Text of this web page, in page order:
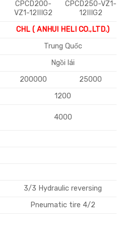
CPCD200-
VZ1-12IIIG2
CPCD250-VZ1-
12IIIG2
CHL ( ANHUI HELI CO.,LTD.)
Trung Quốc
Ngồi lái
200000
25000
1200
4000
3/3 Hydraulic reversing
Pneumatic tire 4/2